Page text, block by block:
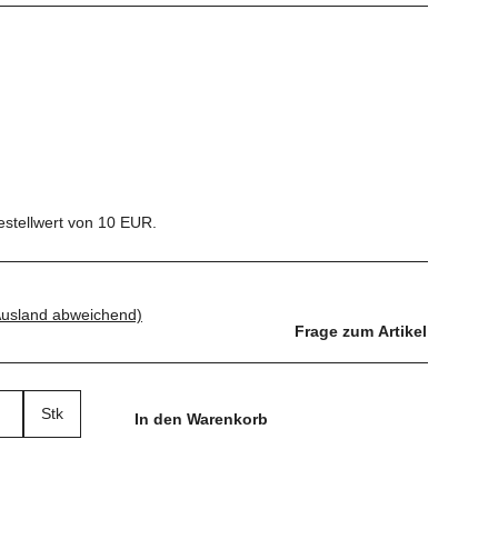
von 10 EUR.
abweichend)
Frage zum Artikel
Stk In den Warenkorb